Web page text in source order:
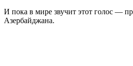
И пока в мире звучит этот голос —
Азербайджана.